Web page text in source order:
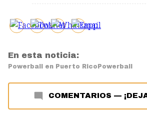
En esta noticia:
Powerball en Puerto Rico Powerball
COMENTARIOS —